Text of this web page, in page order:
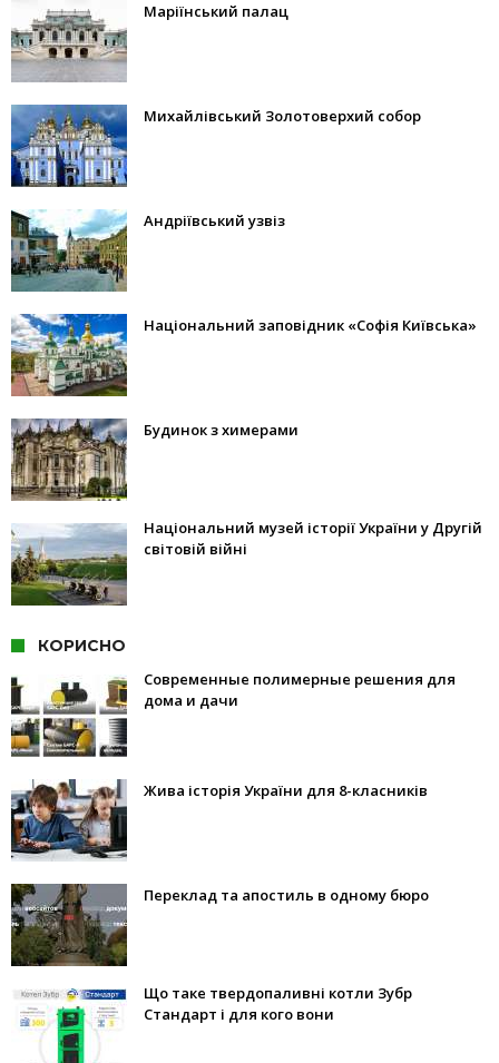
Маріїнський палац
Михайлівський Золотоверхий собор
Андріївський узвіз
Національний заповідник «Софія Київська»
Будинок з химерами
Національний музей історії України у Другій
світовій війні
КОРИСНО
Современные полимерные решения для
дома и дачи
Жива історія України для 8-класників
Переклад та апостиль в одному бюро
Що таке твердопаливні котли Зубр
Стандарт і для кого вони